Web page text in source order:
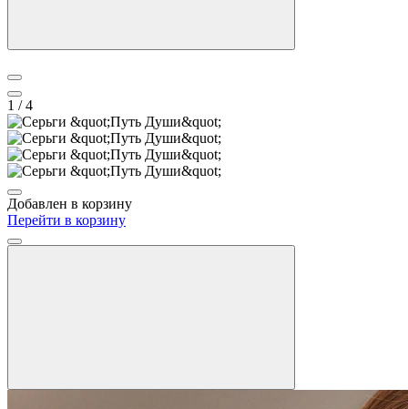
1 / 4
Добавлен в корзину
Перейти в корзину